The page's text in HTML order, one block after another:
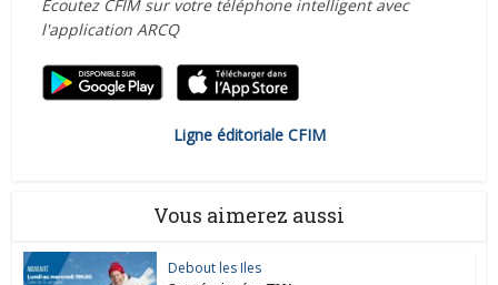
Écoutez CFIM sur votre téléphone intelligent avec
l'application ARCQ
Ligne éditoriale CFIM
Vous aimerez aussi
Debout les Iles